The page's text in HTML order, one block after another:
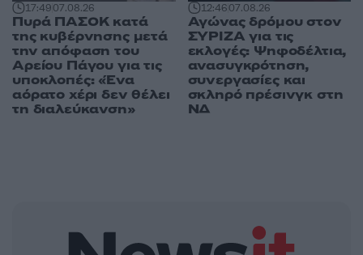
17:4907.08.26
Πυρά ΠΑΣΟΚ κατά
της κυβέρνησης μετά
την απόφαση του
Αρείου Πάγου για τις
υποκλοπές: «Ένα
αόρατο χέρι δεν θέλει
τη διαλεύκανση»
12:4607.08.26
Αγώνας δρόμου στον
ΣΥΡΙΖΑ για τις
εκλογές: Ψηφοδέλτια,
ανασυγκρότηση,
συνεργασίες και
σκληρό πρέσινγκ στη
ΝΔ